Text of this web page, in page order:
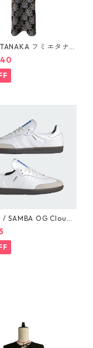
フミエタナ
JQ OP (BLK)F25S-
/ SAMBA OG Cloud
White / Gum